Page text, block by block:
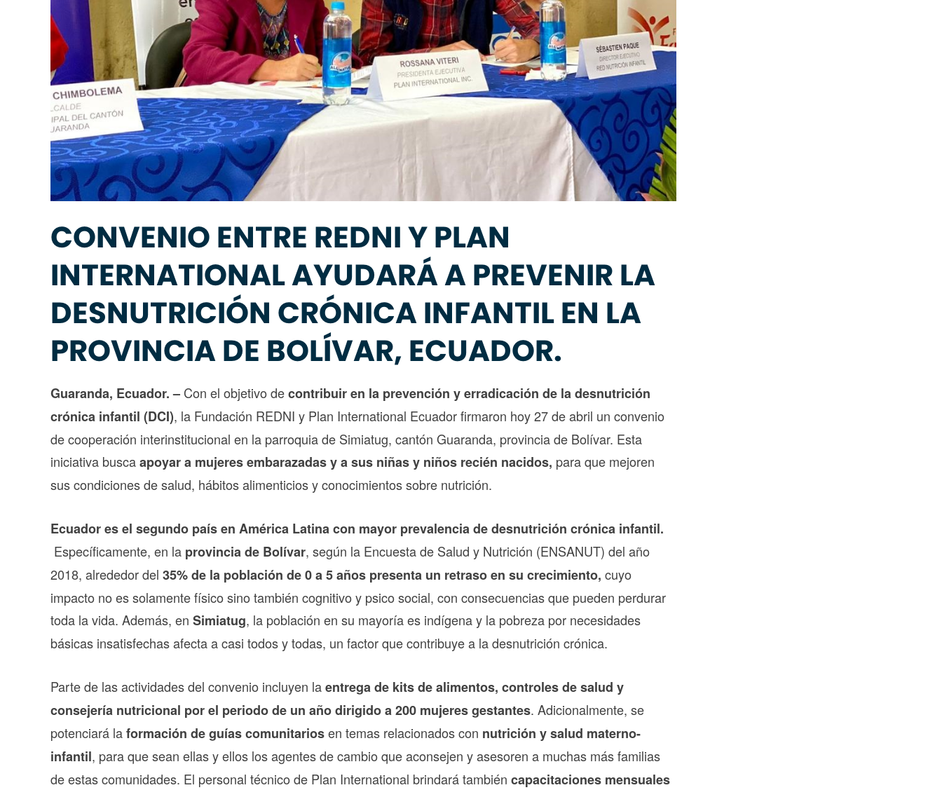
CONVENIO ENTRE REDNI Y PLAN
INTERNATIONAL AYUDARÁ A PREVENIR LA
DESNUTRICIÓN CRÓNICA INFANTIL EN LA
PROVINCIA DE BOLÍVAR, ECUADOR.
Guaranda, Ecuador. – Con el objetivo decontribuir en la prevención y erradicación de la desnutrición
crónica infantil (DCI), la Fundación REDNI y Plan International Ecuador firmaron hoy 27 de abril un convenio
de cooperación interinstitucional en la parroquia de Simiatug, cantón Guaranda, provincia de Bolívar. Esta
iniciativa buscaapoyar a mujeres embarazadas y a sus niñas y niños recién nacidos, para que mejoren
sus condiciones de salud, hábitos alimenticios y conocimientos sobre nutrición.
Ecuador es el segundo país en América Latina con mayor prevalencia de desnutrición crónica infantil.
Específicamente, en la provincia de Bolívar, según la Encuesta de Salud y Nutrición (ENSANUT) del año
2018, alrededor del 35%de la población de 0 a 5 años presenta un retraso en su crecimiento, cuyo
impacto no es solamente físico sino también cognitivo y psico social, con consecuencias que pueden perdurar
toda la vida. Además, en Simiatug, la población en su mayoría es indígena y la pobreza por necesidades
básicas insatisfechas afecta a casi todos y todas, un factor que contribuye a la desnutrición crónica.
Parte de las actividades del convenio incluyen laentrega de kits de alimentos, controles de salud y
consejería nutricional por el periodo de un año dirigido a 200 mujeres gestantes. Adicionalmente, se
potenciará laformación de guías comunitariosen temas relacionados con nutrición y salud materno-
infantil, para que sean ellas y ellos los agentes de cambio que aconsejen y asesoren a muchas más familias
de estas comunidades. El personal técnico de Plan International brindará también capacitaciones mensuales